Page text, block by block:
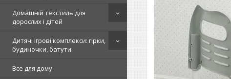
Домашній текстиль для
дорослих і дітей
Дитячі ігрові комплекси: гірки,
будиночки, батути
Все для дому